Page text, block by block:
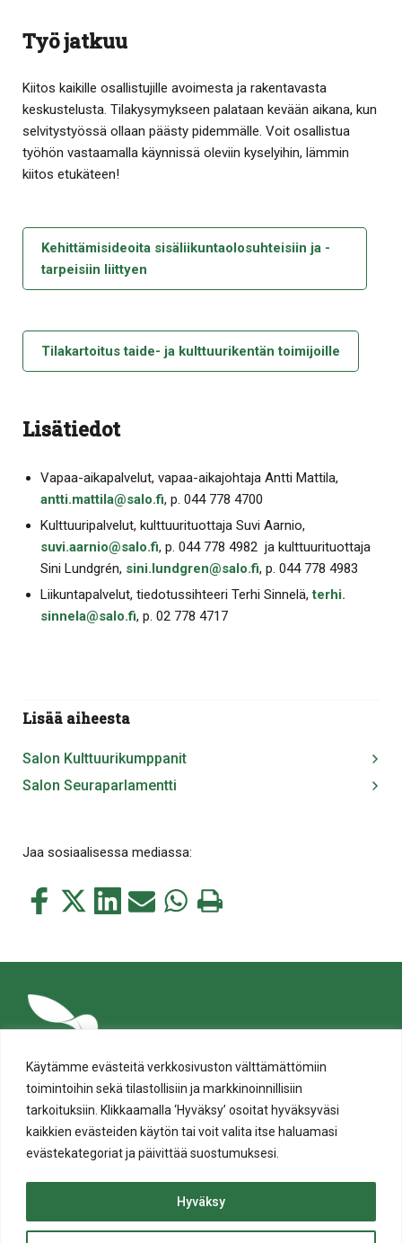
Käytämme evästeitä verkkosivuston välttämättömiin
toimintoihin sekä tilastollisiin ja markkinoinnillisiin
tarkoituksiin. Klikkaamalla ‘Hyväksy’ osoitat hyväksyväsi
kaikkien evästeiden käytön tai voit valita itse haluamasi
evästekategoriat ja päivittää suostumuksesi.
Hyväksy
Työ jatkuu
Kiitos kaikille osallistujille avoimesta ja rakentavasta
keskustelusta. Tilakysymykseen palataan kevään aikana, kun
selvitystyössä ollaan päästy pidemmälle. Voit osallistua
työhön vastaamalla käynnissä oleviin kyselyihin, lämmin
kiitos etukäteen!
Kehittämisideoita sisäliikuntaolosuhteisiin ja -
tarpeisiin liittyen
Tilakartoitus taide- ja kulttuurikentän toimijoille
Lisätiedot
Vapaa-aikapalvelut, vapaa-aikajohtaja Antti Mattila,
antti.mattila@salo.fi, p. 044 778 4700
Kulttuuripalvelut, kulttuurituottaja Suvi Aarnio,
suvi.aarnio@salo.fi, p. 044 778 4982 ja kulttuurituottaja
Sini Lundgrén, sini.lundgren@salo.fi, p. 044 778 4983
Liikuntapalvelut, tiedotussihteeri Terhi Sinnelä,terhi.​
sinnela​@​salo.​fi​, p. 02 778 4717
Lisää aiheesta
Salon Kulttuurikumppanit
Salon Seuraparlamentti
Jaa sosiaalisessa mediassa:
Jaa
Jaa
Jaa Jaa Jaa Tulosta